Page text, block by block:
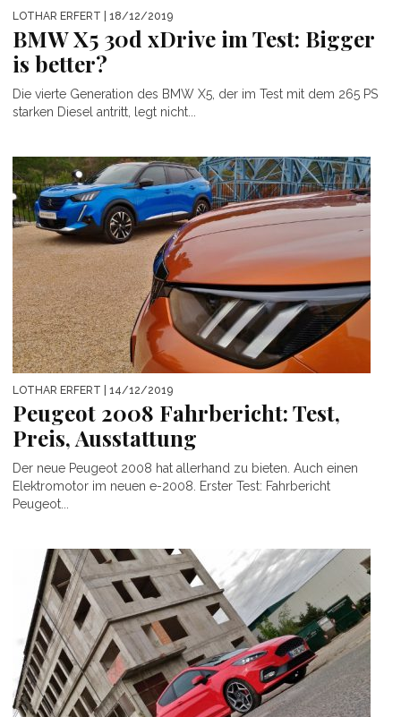
LOTHAR ERFERT | 18/12/2019
BMW X5 30d xDrive im Test: Bigger
is better?
Die vierte Generation des BMW X5, der im Test mit dem 265 PS
starken Diesel antritt, legt nicht...
LOTHAR ERFERT | 14/12/2019
Peugeot 2008 Fahrbericht: Test,
Preis, Ausstattung
Der neue Peugeot 2008 hat allerhand zu bieten. Auch einen
Elektromotor im neuen e-2008. Erster Test: Fahrbericht
Peugeot...